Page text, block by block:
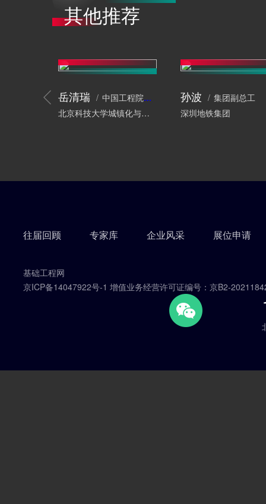
其他推荐
岳清瑞
中国工程院院士、工程结构专家
北京科技大学城镇化与城市安全研究院
孙波
集团副总工
深圳地铁集团
往届回顾 专家库 企业风采 展位申请
基础工程网
京ICP备14047922号-1 增值业务经营许可证编号：京B2-